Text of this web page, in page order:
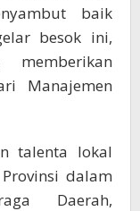
baik
besok ini,
Manajemen
talenta lokal
dalam
Daerah,